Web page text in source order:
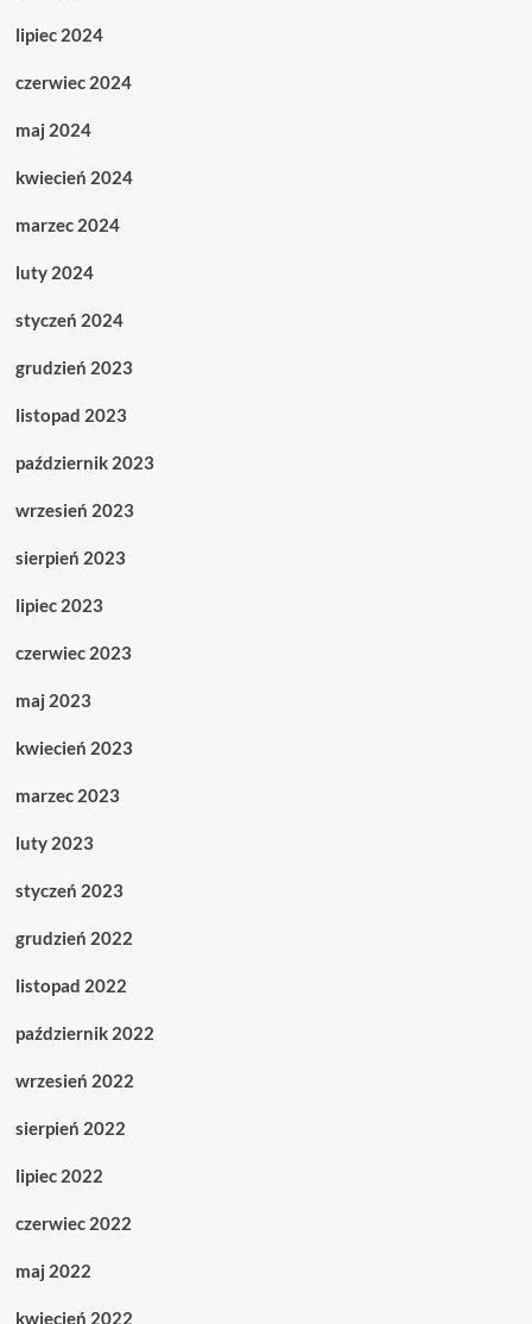
lipiec 2024
czerwiec 2024
maj 2024
kwiecień 2024
marzec 2024
luty 2024
styczeń 2024
grudzień 2023
listopad 2023
październik 2023
wrzesień 2023
sierpień 2023
lipiec 2023
czerwiec 2023
maj 2023
kwiecień 2023
marzec 2023
luty 2023
styczeń 2023
grudzień 2022
listopad 2022
październik 2022
wrzesień 2022
sierpień 2022
lipiec 2022
czerwiec 2022
maj 2022
kwiecień 2022